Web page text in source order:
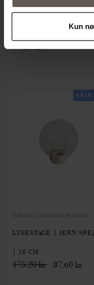
Kun
FYRFADSSTAGE | GLAS
79.20 kr.
SPAR
CANDLETEAMIRROR-SAND
LYSESTAGE | JERN/
| 18 CM
175.20 kr. 87.60 kr.